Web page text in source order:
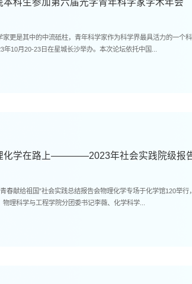
科生参加第六届光学青年科学家学术年会
家更是其中的中流砥柱，青年科学家作为科学界最具活力的一个
10月20-23日在星城长沙举办。本次论坛依托中国...
化学在路上————2023年社会实践院级报
春献给祖国”社会实践总结报告会物理化学专场于化学馆120举
理科学与工程学院分团委书记李薇、化学科学...